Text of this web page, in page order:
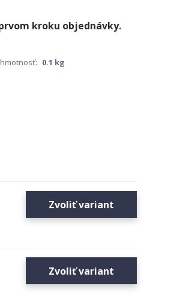
hmotnosť: 0.1 kg
Zvoliť variant
Zvoliť variant